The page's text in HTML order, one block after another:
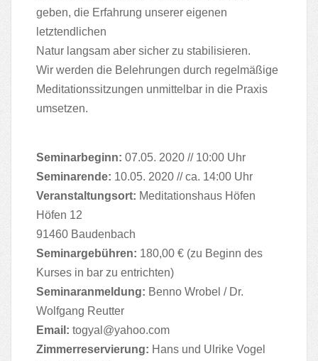
geben, die Erfahrung unserer eigenen
letztendlichen
Natur langsam aber sicher zu stabilisieren.
Wir werden die Belehrungen durch regelmäßige
Meditationssitzungen unmittelbar in die Praxis
umsetzen.
Seminarbeginn: 07.05. 2020 // 10:00 Uhr
Seminarende: 10.05. 2020 // ca. 14:00 Uhr
Veranstaltungsort: Meditationshaus Höfen
Höfen 12
91460 Baudenbach
Seminargebühren: 180,00 € (zu Beginn des
Kurses in bar zu entrichten)
Seminaranmeldung: Benno Wrobel / Dr.
Wolfgang Reutter
Email: togyal@yahoo.com
Zimmerreservierung: Hans und Ulrike Vogel